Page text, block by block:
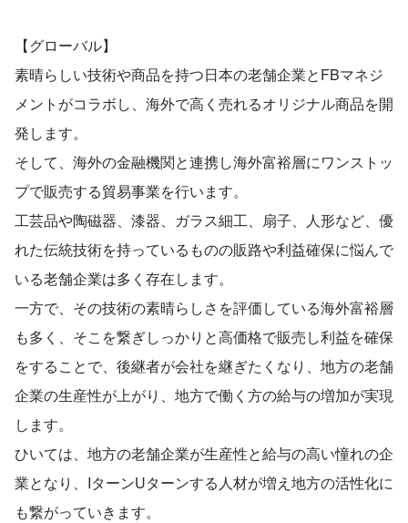
【グローバル】
素晴らしい技術や商品を持つ日本の老舗企業とFBマネジ
メントがコラボし、海外で高く売れるオリジナル商品を開
発します。
そして、海外の金融機関と連携し海外富裕層にワンストッ
プで販売する貿易事業を行います。
工芸品や陶磁器、漆器、ガラス細工、扇子、人形など、優
れた伝統技術を持っているものの販路や利益確保に悩んで
いる老舗企業は多く存在します。
一方で、その技術の素晴らしさを評価している海外富裕層
も多く、そこを繋ぎしっかりと高価格で販売し利益を確保
をすることで、後継者が会社を継ぎたくなり、地方の老舗
企業の生産性が上がり、地方で働く方の給与の増加が実現
します。
ひいては、地方の老舗企業が生産性と給与の高い憧れの企
業となり、IターンUターンする人材が増え地方の活性化に
も繋がっていきます。